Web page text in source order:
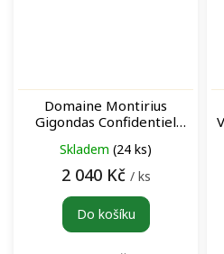
Domaine Montirius
Gigondas Confidentiel
Skladem (24 ks)
2 040 Kč / ks
Do košíku